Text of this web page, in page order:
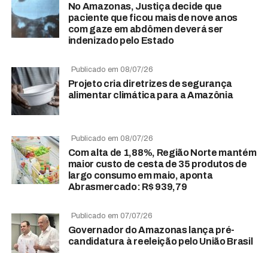
No Amazonas, Justiça decide que
paciente que ficou mais de nove anos
com gaze em abdômen deverá ser
indenizado pelo Estado
Publicado em 08/07/26
Projeto cria diretrizes de segurança
alimentar climática para a Amazônia
Publicado em 08/07/26
Com alta de 1,88%, Região Norte mantém
maior custo de cesta de 35 produtos de
largo consumo em maio, aponta
Abrasmercado: R$ 939,79
Publicado em 07/07/26
Governador do Amazonas lança pré-
candidatura à reeleição pelo União Brasil